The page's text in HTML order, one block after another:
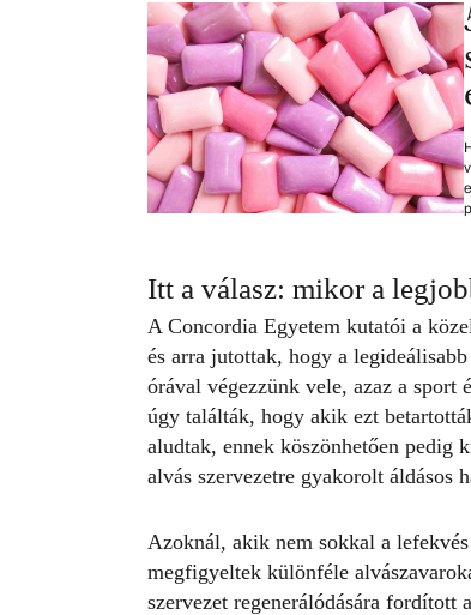
Itt a válasz: mikor a
A Concordia Egyetem kutatói a
és arra jutottak, hogy a
órával végezzünk vele, azaz a sport
úgy találták, hogy akik ezt
aludtak, ennek köszönhetően pedig
alvás szervezetre gyakorolt áldásos
Azoknál, akik nem sokkal a
megfigyeltek különféle
szervezet regenerálódására fordított